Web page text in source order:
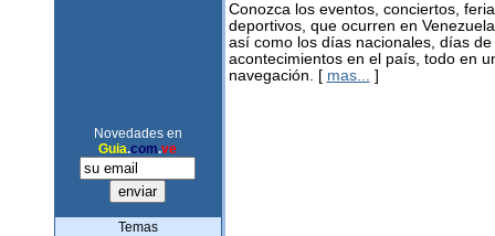
Novedades en
Guia.com.ve
Temas
Conozca los eventos, conciertos,
deportivos, que ocurren en
así como los días nacionales, días
acontecimientos en el país, todo en
navegación. [ mas... ]